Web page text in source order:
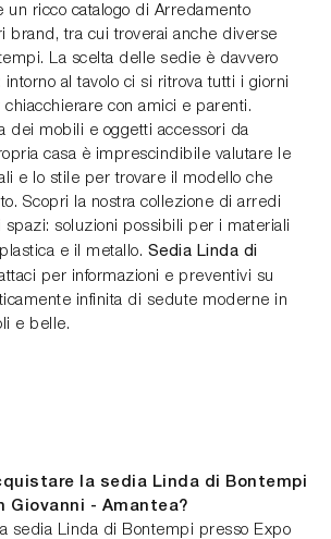
un ricco catalogo di Arredamento
brand, tra cui troverai anche diverse
La scelta delle sedie è davvero
al tavolo ci si ritrova tutti i giorni
con amici e parenti.
dei mobili e oggetti accessori da
casa è imprescindibile valutare le
e lo stile per trovare il modello che
Scopri la nostra collezione di arredi
spazi: soluzioni possibili per i materiali
e il metallo. Sedia Linda di
per informazioni e preventivi su
infinita di sedute moderne in
e belle.
la sedia Linda di Bontempi
Giovanni - Amantea?
sedia Linda di Bontempi presso Expo